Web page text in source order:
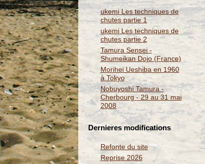
ukemi Les techniques de
chutes partie 1
ukemi Les techniques de
chutes partie 2
Tamura Sensei -
Shumeikan Dojo (France)
Morihei Ueshiba en 1960
à Tokyo
Nobuyoshi Tamura -
Cherbourg - 29 au 31 mai
2008
Dernieres modifications
Refonte du site
Reprise 2026